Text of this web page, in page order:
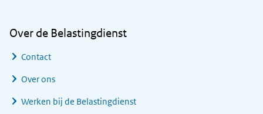
Over de Belastingdienst
Contact
Over ons
Werken bij de Belastingdienst